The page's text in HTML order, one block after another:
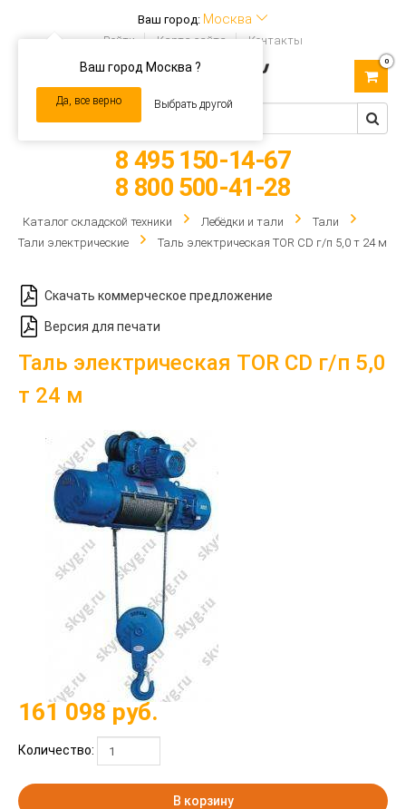
Ваш город: Москва
Ваш город Москва ?
Да, все верно Выбрать другой
Войти Карта сайта Контакты
navigation
0
8 495 150-14-67
8 800 500-41-28
Каталог складской техники Лебёдки и тали
Тали
Тали электрические
Таль электрическая TOR CD г/п 5,0 т 24 м
Скачать коммерческое предложение
Версия для печати
Таль электрическая TOR CD г/п 5,0
т 24 м
161 098руб.
Количество:
В корзину